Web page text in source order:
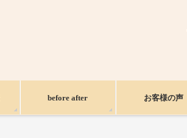
before after お客様の声